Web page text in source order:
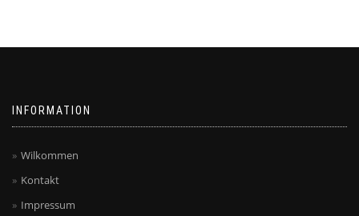
INFORMATION
Wilkommen
Kontakt
Impressum